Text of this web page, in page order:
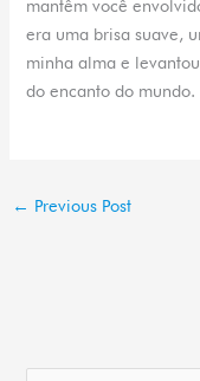
mantêm você
era uma brisa suave,
minha alma e
do encanto do mundo.
← Previous Post